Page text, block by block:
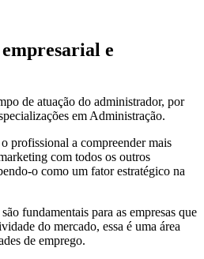
e
de atuação do administrador, por
em Administração.
profissional a compreender mais
com todos os outros
o como um fator estratégico na
fundamentais para as empresas que
do mercado, essa é uma área
de emprego.